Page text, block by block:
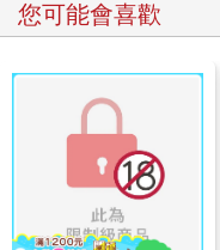
您可能會喜歡